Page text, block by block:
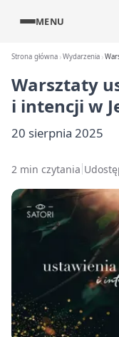
MENU
Strona główna Wydarzenia
Warsztaty
i intencji w
20 sierpnia 2025
2 min czytania